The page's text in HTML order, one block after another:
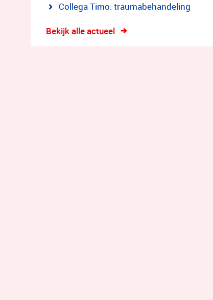
Collega Timo: traumabehandeling
Bekijk alle actueel